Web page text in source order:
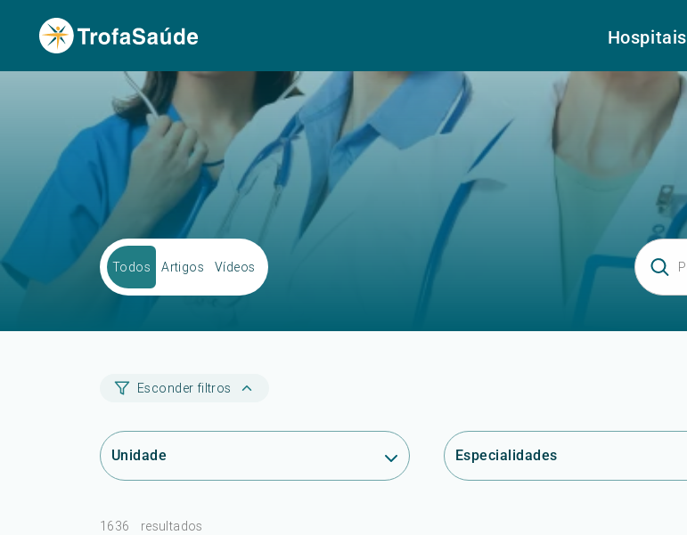
Hospitais
Todos Artigos Vídeos
Esconder filtros
Unidade Especialidades
1636 resultados